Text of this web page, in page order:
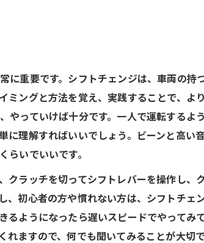
重要です。シフトチェンジは、車両の持
ングと方法を覚え、実践することで、よ
っていけば十分です。一人で運転するよ
理解すればいいでしょう。ビーンと高い
らいでいいです。
ラッチを切ってシフトレバーを操作し、
初心者の方や慣れない方は、シフトチェ
ようになったら遅いスピードでやってみ
ますので、何でも聞いてみることが大切